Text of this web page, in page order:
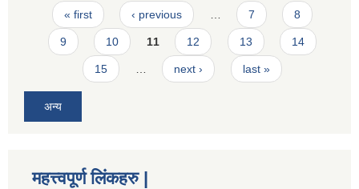
Pages
« first ‹ previous … 7 8
9 10 11 12 13 14
15 … next › last »
अन्य
महत्त्वपूर्ण लिंकहरु |